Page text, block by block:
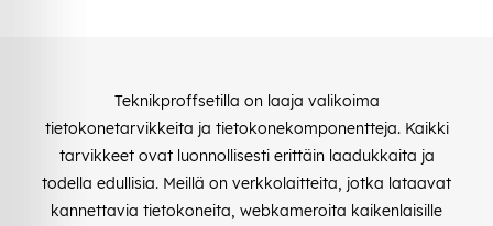
Teknikproffsetilla on laaja valikoima
tietokonetarvikkeita ja tietokonekomponentteja. Kaikki
tarvikkeet ovat luonnollisesti erittäin laadukkaita ja
todella edullisia. Meillä on verkkolaitteita, jotka lataavat
kannettavia tietokoneita, webkameroita kaikenlaisille